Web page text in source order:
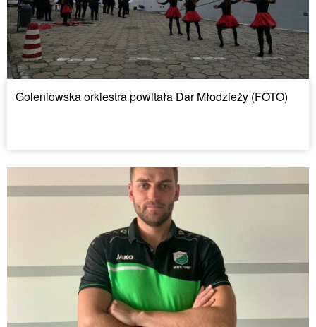
Goleniowska orkiestra powitała Dar Młodzieży (FOTO)